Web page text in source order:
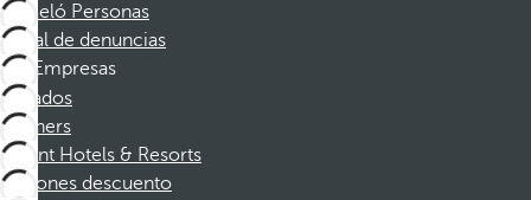
Barceló Personas
Canal de denuncias
Empresas
Afiliados
Partners
Dorint Hotels & Resorts
Cupones descuento